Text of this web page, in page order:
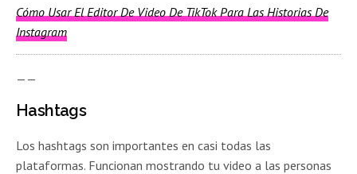
Cómo Usar El Editor De Video De TikTok Para Las Historias De
Instagram
——
Hashtags
Los hashtags son importantes en casi todas las
plataformas. Funcionan mostrando tu video a las personas